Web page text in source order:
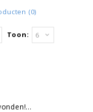
(0)
Toon: 6